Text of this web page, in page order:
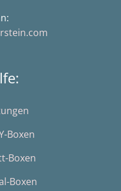
Boxen
Boxen
Boxen